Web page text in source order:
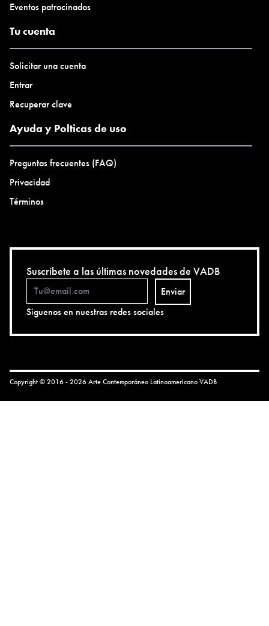
Eventos patrocinados
Tu cuenta
Solicitar una cuenta
Entrar
Recuperar clave
Ayuda y Polticas de uso
Preguntas frecuentes (FAQ)
Privacidad
Términos
Suscríbete a las últimas novedades de VADB
Enviar
Siguenos en nuestras redes sociales
Copyright © 2016 - 2026 Arte Contemporáneo LatinoamericanoVADB